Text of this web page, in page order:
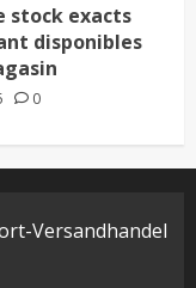
stock exacts
disponibles
0
Versandhandel